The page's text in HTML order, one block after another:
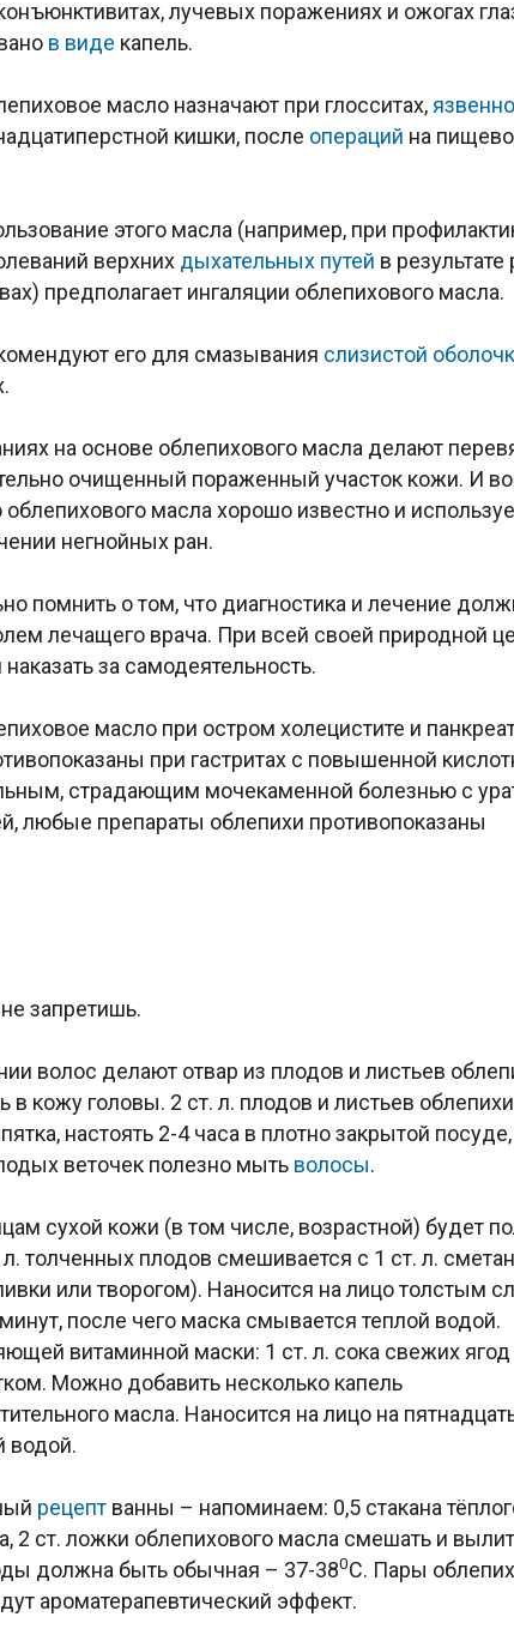
лучевых поражениях и ожогах
в виде капель.
масло назначают при глосситах,
кишки, после операций на
этого масла (например, при
верхних дыхательных путей в результате
предполагает ингаляции облепихового масла.
его для смазывания слизистой
на основе облепихового масла делают
очищенный пораженный участок кожи. И
масла хорошо известно и
негнойных ран.
помнить о том, что диагностика и лечение
лечащего врача. При всей своей природной
за самодеятельность.
масло при остром холецистите и
при гастритах с повышенной
страдающим мочекаменной болезнью с
любые препараты облепихи противопоказаны
запретишь.
волос делают отвар из плодов и листьев
в кожу головы. 2 ст. л. плодов и листьев облепихи
настоять 2-4 часа в плотно закрытой посуде,
веточек полезно мыть волосы.
сухой кожи (в том числе, возрастной) будет
л. толченных плодов смешивается с 1 ст. л.
или творогом). Наносится на лицо толстым
после чего маска смывается теплой водой.
витаминной маски: 1 ст. л. сока свежих ягод
Можно добавить несколько капель
масла. Наносится на лицо на
водой.
рецепт ванны – напоминаем: 0,5 стакана
2 ст. ложки облепихового масла смешать и
должна быть обычная – 37-380С. Пары
ароматерапевтический эффект.